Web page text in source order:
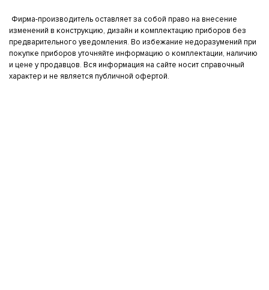
Фирма-производитель оставляет за собой право на внесение
изменений в конструкцию, дизайн и комплектацию приборов без
предварительного уведомления. Во избежание недоразумений при
покупке приборов уточняйте информацию о комплектации, наличию
и цене у продавцов. Вся информация на сайте носит справочный
характер и не является публичной офертой.